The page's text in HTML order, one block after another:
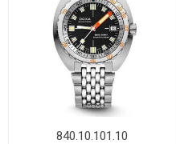
840.10.101.10